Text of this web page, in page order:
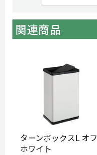
関連商品
ターンボックスL オフ
ホワイト